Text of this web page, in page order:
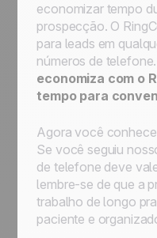
economizar tempo
prospecção. O
para leads em
números de telefone.
economiza com o
tempo para
Agora você
Se você seguiu
de telefone deve
lembre-se de que a
trabalho de longo
paciente e